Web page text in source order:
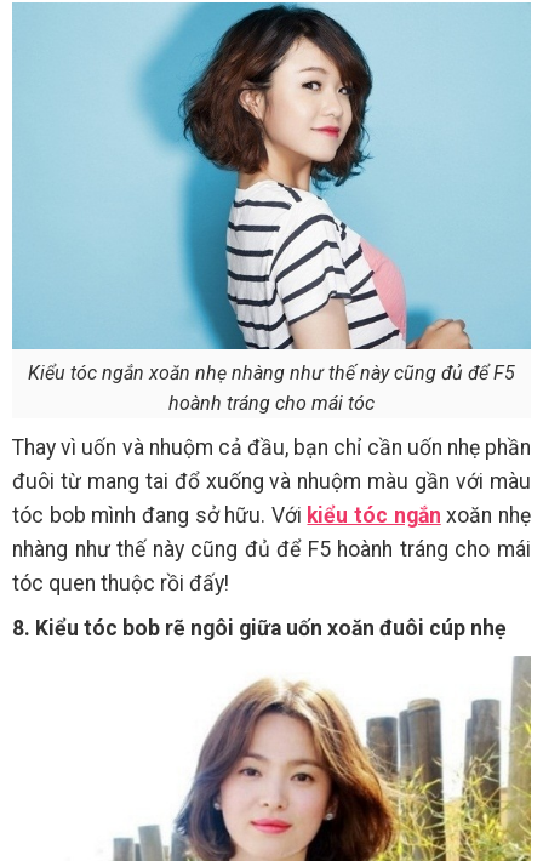
Kiểu tóc ngắn xoăn nhẹ nhàng như thế này cũng đủ để F5
hoành tráng cho mái tóc
Thay vì uốn và nhuộm cả đầu, bạn chỉ cần uốn nhẹ phần
đuôi từ mang tai đổ xuống và nhuộm màu gần với màu
tóc bob mình đang sở hữu. Với kiểu tóc ngắn xoăn nhẹ
nhàng như thế này cũng đủ để F5 hoành tráng cho mái
tóc quen thuộc rồi đấy!
8. Kiểu tóc bob rẽ ngôi giữa uốn xoăn đuôi cúp nhẹ